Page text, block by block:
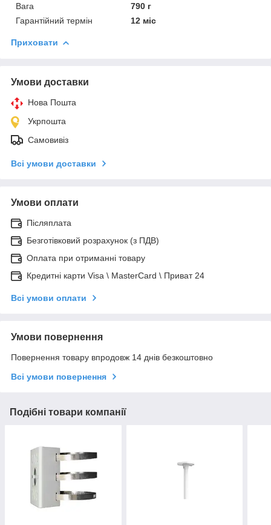
Вага
790 г
Гарантійний термін
12 міс
Приховати
Умови доставки
Нова Пошта
Укрпошта
Самовивіз
Всі умови доставки
Умови оплати
Післяплата
Безготівковий розрахунок (з ПДВ)
Оплата при отриманні товару
Кредитні карти Visa \ MasterCard \ Приват 24
Всі умови оплати
Умови повернення
Повернення товару впродовж 14 днів безкоштовно
Всі умови повернення
Подібні товари компанії